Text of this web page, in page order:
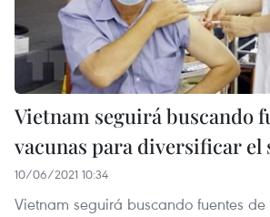
Vietnam seguirá buscando
vacunas para diversificar
10/06/2021 10:34
Vietnam seguirá buscando fuentes